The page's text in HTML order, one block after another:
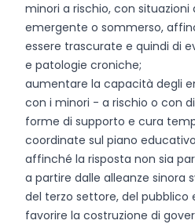
minori a rischio, con situazioni
emergente o sommerso,
essere trascurate e quindi di
e patologie croniche;
aumentare la capacità degli
con i minori - a rischio o con
forme di supporto e cura
coordinate sul piano
affinché la risposta non sia
a partire dalle alleanze sinora
del terzo settore, del pubblico
favorire la costruzione di